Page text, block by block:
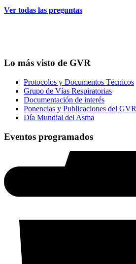
Ver todas las preguntas
Lo más visto de GVR
Protocolos y Documentos Técnicos
Grupo de Vías Respiratorias
Documentación de interés
Ponencias y Publicaciones del GVR
Día Mundial del Asma
Eventos programados